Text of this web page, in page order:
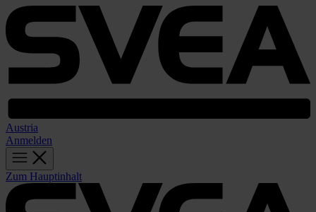
Austria
Anmelden
Zum Hauptinhalt